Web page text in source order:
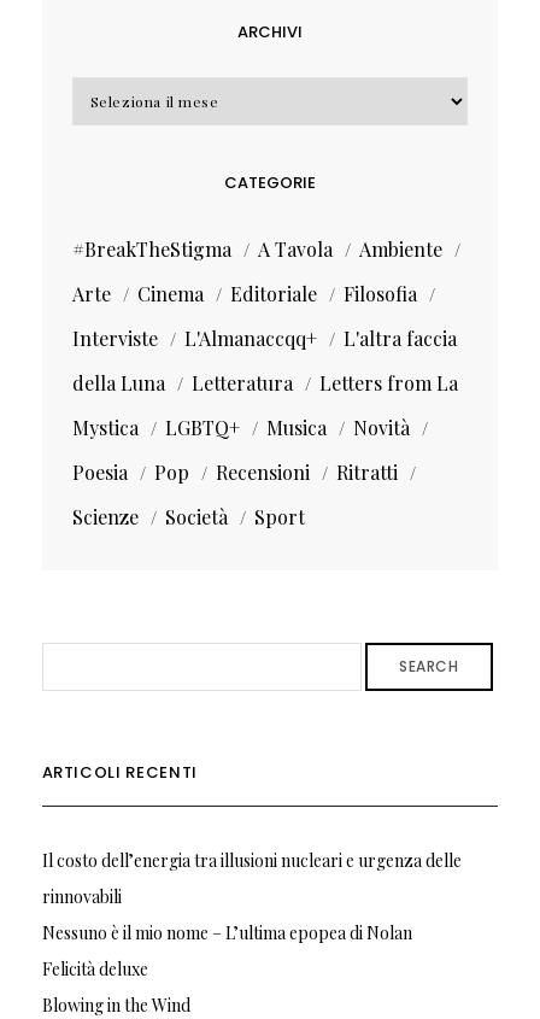
ARCHIVI
Archivi
CATEGORIE
#BreakTheStigma A Tavola
Ambiente
Arte
Cinema Editoriale
Filosofia
Interviste
L'Almanaccqq+
L'altra faccia
della Luna
Letteratura
Letters from La
Mystica
LGBTQ+ Musica
Novità
Poesia
Pop Recensioni
Ritratti
Scienze
Società Sport
SEARCH
ARTICOLI RECENTI
Il costo dell’energia tra illusioni nucleari e urgenza delle
rinnovabili
Nessuno è il mio nome – L’ultima epopea di Nolan
Felicità deluxe
Blowing in the Wind